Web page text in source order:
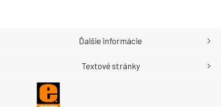
Ďalšie informácie
Textové stránky